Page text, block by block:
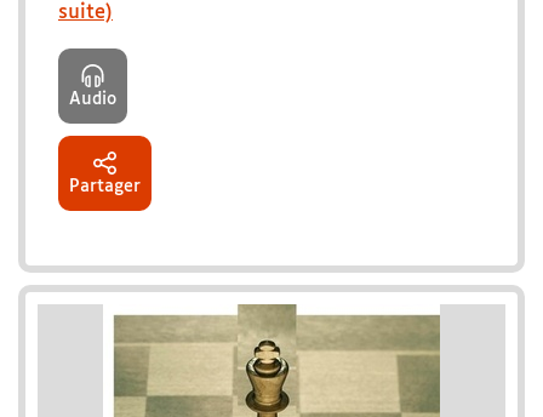
suite)
Audio
Partager